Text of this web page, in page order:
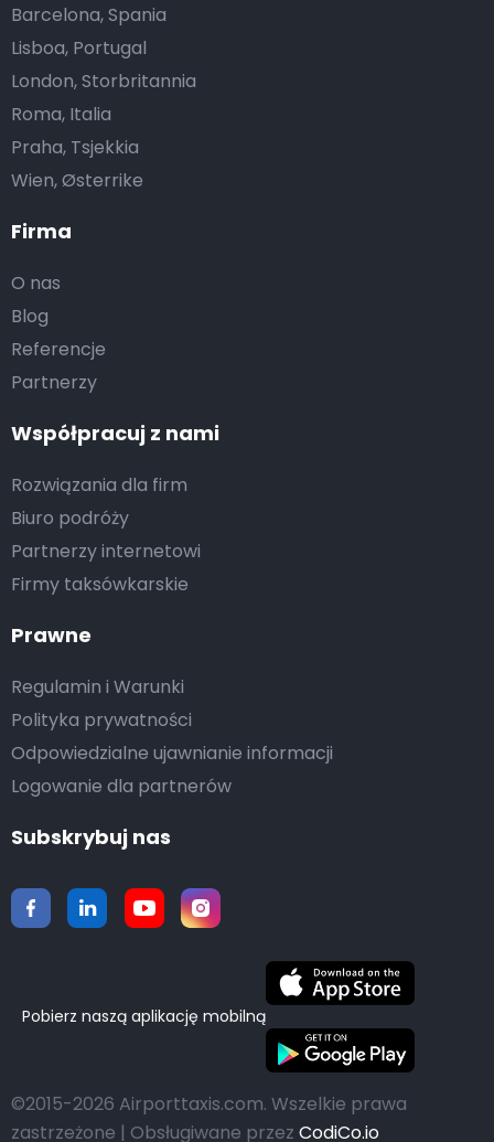
Firma
O nas
Blog
Referencje
Partnerzy
Współpracuj z nami
Rozwiązania dla firm
Biuro podróży
Partnerzy internetowi
Firmy taksówkarskie
Prawne
Regulamin i Warunki
Polityka prywatności
Odpowiedzialne ujawnianie informacji
Logowanie dla partnerów
Barcelona, Spania
Lisboa, Portugal
London, Storbritannia
Roma, Italia
Praha, Tsjekkia
Wien, Østerrike
Subskrybuj nas
Pobierz naszą aplikację mobilną
©2015-2026 Airporttaxis.com. Wszelkie prawa
zastrzeżone | Obsługiwane przez CodiCo.io